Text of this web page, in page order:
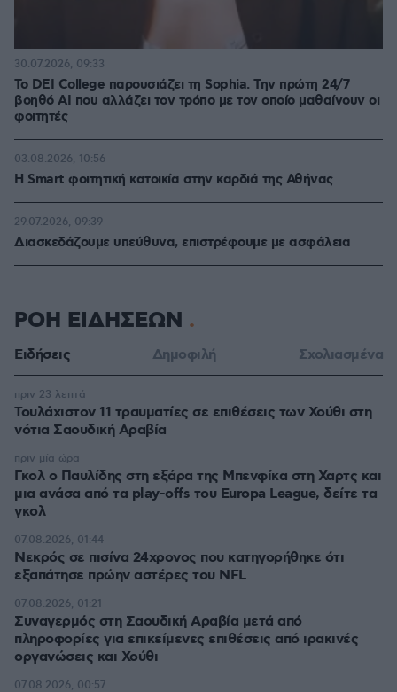
Το DEI College παρουσιάζει τη Sophia. Την πρώτη 24/7
βοηθό AI που αλλάζει τον τρόπο με τον οποίο μαθαίνουν οι
φοιτητές
30.07.2026, 09:33
Η Smart φοιτητική κατοικία στην καρδιά της Αθήνας
03.08.2026, 10:56
Διασκεδάζουμε υπεύθυνα, επιστρέφουμε με ασφάλεια
29.07.2026, 09:39
ΡΟΗ ΕΙΔΗΣΕΩΝ
Ειδήσεις Δημοφιλή Σχολιασμένα
Τουλάχιστον 11 τραυματίες σε επιθέσεις των Χούθι στη
νότια Σαουδική Αραβία
πριν 23 λεπτά
Γκολ ο Παυλίδης στη εξάρα της Μπενφίκα στη Χαρτς και
μια ανάσα από τα play-offs του Europa League, δείτε τα
γκολ
πριν μία ώρα
Νεκρός σε πισίνα 24χρονος που κατηγορήθηκε ότι
εξαπάτησε πρώην αστέρες του NFL
07.08.2026, 01:44
Συναγερμός στη Σαουδική Αραβία μετά από
πληροφορίες για επικείμενες επιθέσεις από ιρακινές
οργανώσεις και Χούθι
07.08.2026, 01:21
07.08.2026, 00:57